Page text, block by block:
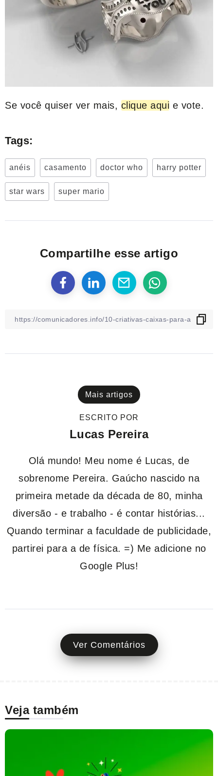
Se você quiser ver mais, clique aqui e vote.
Tags:
anéis casamento doctor who harry potter
star wars super mario
Compartilhe esse artigo
Mais artigos
ESCRITO POR
Lucas Pereira
Olá mundo! Meu nome é Lucas, de
sobrenome Pereira. Gaúcho nascido na
primeira metade da década de 80, minha
diversão - e trabalho - é contar histórias...
Quando terminar a faculdade de publicidade,
partirei para a de física. =) Me adicione no
Google Plus!
Ver Comentários
Veja também